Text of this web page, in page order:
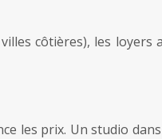
côtières), les
les prix. Un studio